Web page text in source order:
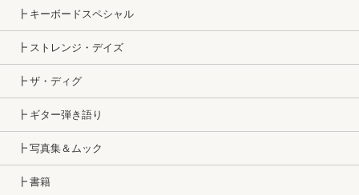
┣ キーボードスペシャル
┣ ストレンジ・デイズ
┣ ザ・ディグ
┣ ギター弾き語り
┣ 写真集＆ムック
┣ 書籍